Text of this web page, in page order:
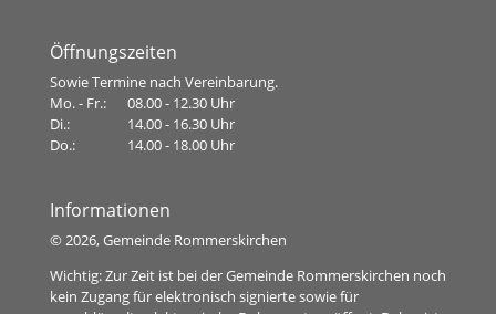
Öffnungszeiten
Sowie Termine nach Vereinbarung.
Mo. - Fr.:
08.00 - 12.30 Uhr
Di.:
14.00 - 16.30 Uhr
Do.:
14.00 - 18.00 Uhr
Informationen
© 2026, Gemeinde Rommerskirchen
Wichtig: Zur Zeit ist bei der Gemeinde Rommerskirchen noch
kein Zugang für elektronisch signierte sowie für